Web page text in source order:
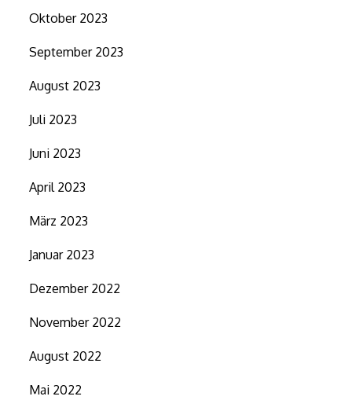
Oktober 2023
September 2023
August 2023
Juli 2023
Juni 2023
April 2023
März 2023
Januar 2023
Dezember 2022
November 2022
August 2022
Mai 2022